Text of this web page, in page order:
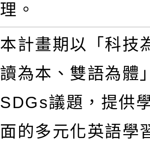
理。
本計畫期以「科技
讀為本、雙語為體
SDGs議題，提供
面的多元化英語學